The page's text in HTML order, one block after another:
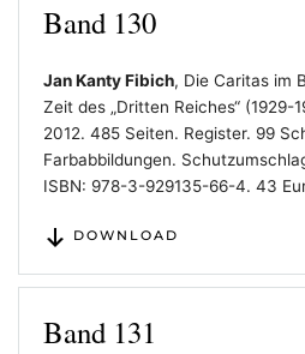
Band 130
Jan Kanty Fibich, Die Caritas im
Zeit des „Dritten Reiches“ (1929-
2012. 485 Seiten. Register. 99
Farbabbildungen.
ISBN: 978-3-929135-66-4. 43
DOWNLOAD
Band 131